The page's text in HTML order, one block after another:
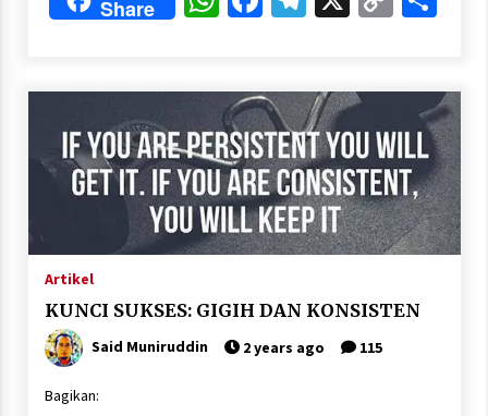
Nubuwwat
Share
Artikel
KUNCI SUKSES: GIGIH DAN KONSISTEN
Said Muniruddin 2 years ago 115
Bagikan: